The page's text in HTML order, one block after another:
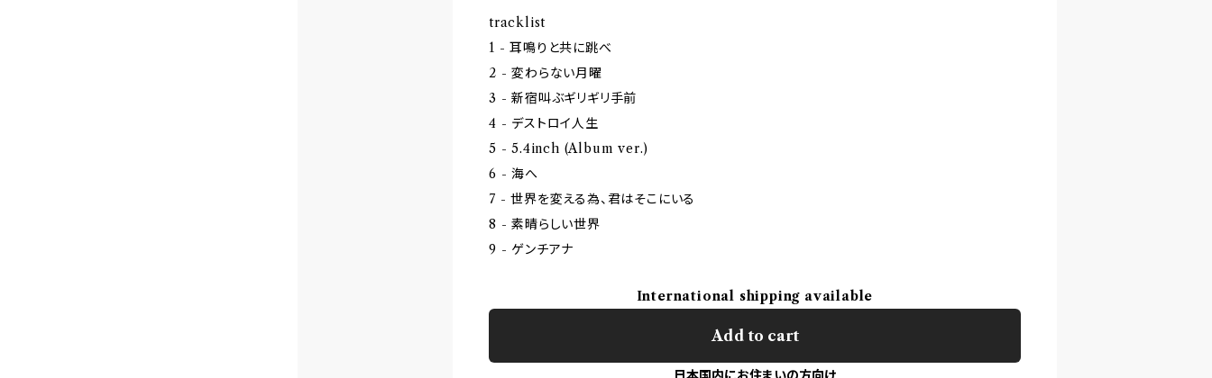
tracklist
1 - 耳鳴りと共に跳べ
2 - 変わらない月曜
3 - 新宿叫ぶギリギリ手前
4 - デストロイ人生
5 - 5.4inch (Album ver.)
6 - 海へ
7 - 世界を変える為、君はそこにいる
8 - 素晴らしい世界
9 - ゲンチアナ
International shipping available
Add to cart